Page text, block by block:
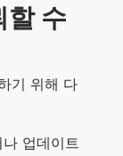
할 수
기 위해 다
업데이트